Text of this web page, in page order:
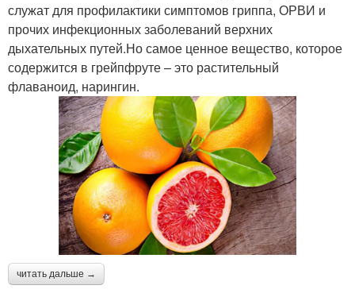
служат для профилактики симптомов гриппа, ОРВИ и
прочих инфекционных заболеваний верхних
дыхательных путей.Но самое ценное вещество, которое
содержится в грейпфруте – это растительный
флаваноид, нарингин.
читать дальше →